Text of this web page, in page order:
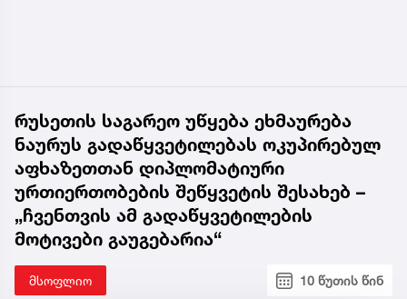
რუსეთის საგარეო უწყება ეხმაურება
ნაურუს გადაწყვეტილებას ოკუპირებულ
აფხაზეთთან დიპლომატიური
ურთიერთობების შეწყვეტის შესახებ –
„ჩვენთვის ამ გადაწყვეტილების
მოტივები გაუგებარია“
მსოფლიო 10 წუთის წინ